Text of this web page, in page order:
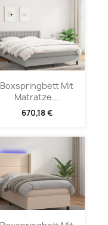
Boxspringbett Mit
Matratze...
670,18 €